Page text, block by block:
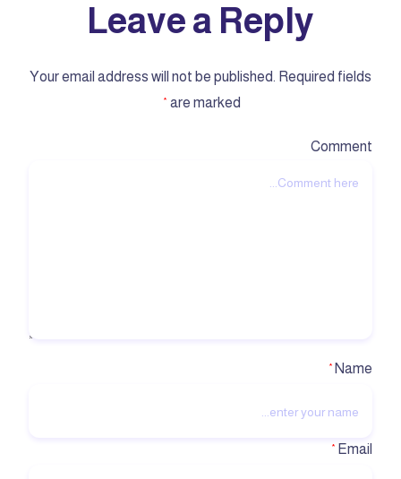
Leave a Reply
Your email address will not be published. Required fields
are marked
*
Comment
Name
*
Email
*